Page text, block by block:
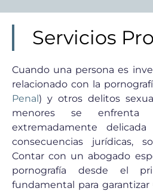
Servicios
Cuando una persona es
relacionado con la
Penal) y otros delitos
menores se
extremadamente
consecuencias jurídicas,
Contar con un abogado
pornografía desde el
fundamental para